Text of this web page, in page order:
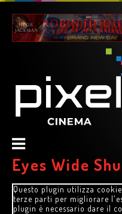
Eyes Wide
Questo plugin utilizza
terze parti per migliorare
plugin è necessario dare il